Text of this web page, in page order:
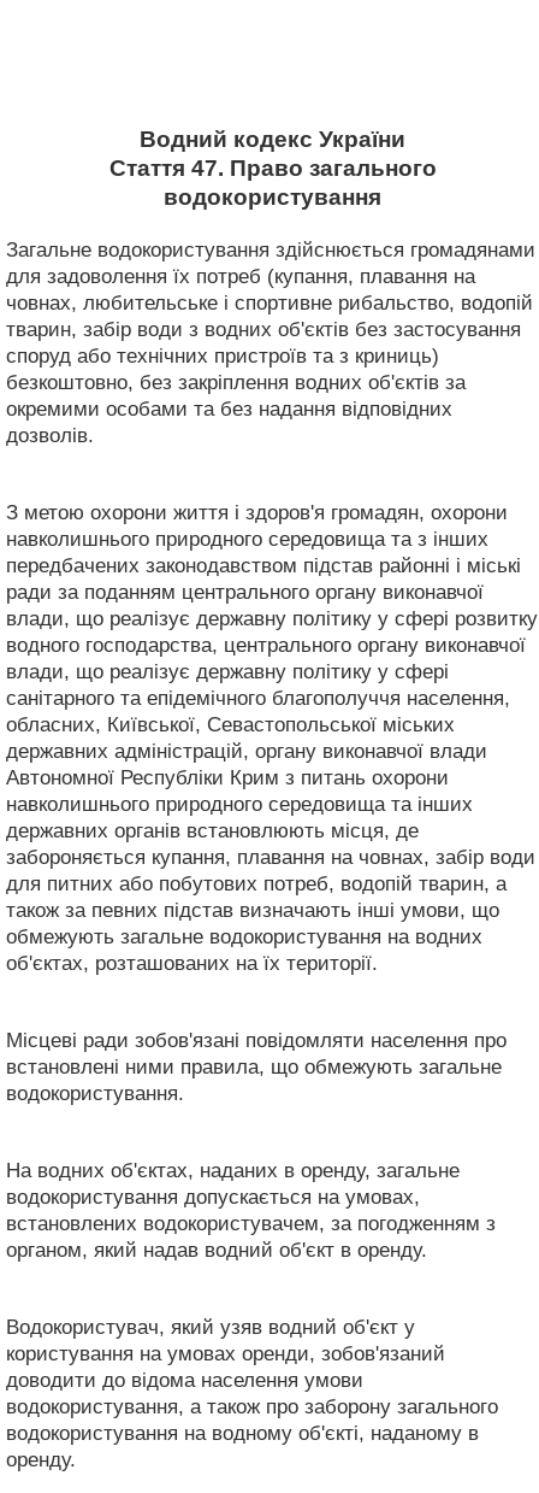
Водний кодекс України
Стаття 47. Право загального
водокористування
Загальне водокористування здійснюється громадянами
для задоволення їх потреб (купання, плавання на
човнах, любительське і спортивне рибальство, водопій
тварин, забір води з водних об'єктів без застосування
споруд або технічних пристроїв та з криниць)
безкоштовно, без закріплення водних об'єктів за
окремими особами та без надання відповідних
дозволів.
З метою охорони життя і здоров'я громадян, охорони
навколишнього природного середовища та з інших
передбачених законодавством підстав районні і міські
ради за поданням центрального органу виконавчої
влади, що реалізує державну політику у сфері розвитку
водного господарства, центрального органу виконавчої
влади, що реалізує державну політику у сфері
санітарного та епідемічного благополуччя населення,
обласних, Київської, Севастопольської міських
державних адміністрацій, органу виконавчої влади
Автономної Республіки Крим з питань охорони
навколишнього природного середовища та інших
державних органів встановлюють місця, де
забороняється купання, плавання на човнах, забір води
для питних або побутових потреб, водопій тварин, а
також за певних підстав визначають інші умови, що
обмежують загальне водокористування на водних
об'єктах, розташованих на їх території.
Місцеві ради зобов'язані повідомляти населення про
встановлені ними правила, що обмежують загальне
водокористування.
На водних об'єктах, наданих в оренду, загальне
водокористування допускається на умовах,
встановлених водокористувачем, за погодженням з
органом, який надав водний об'єкт в оренду.
Водокористувач, який узяв водний об'єкт у
користування на умовах оренди, зобов'язаний
доводити до відома населення умови
водокористування, а також про заборону загального
водокористування на водному об'єкті, наданому в
оренду.